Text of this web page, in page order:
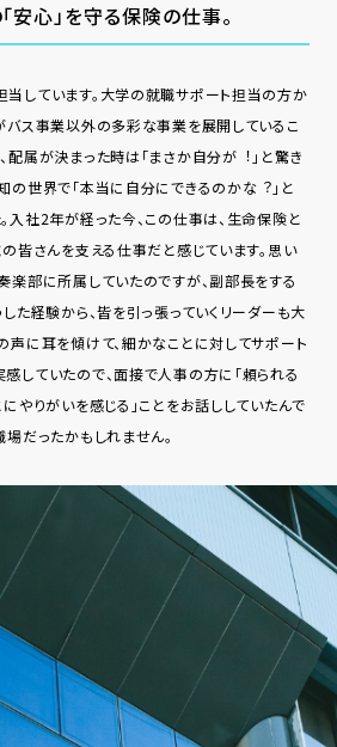
安⼼」を守る保険の仕事。
しています。大学の就職サポート担当の方か
バス事業以外の多彩な事業を展開しているこ
配属が決まった時は「まさか⾃分が︕」と驚き
の世界で「本当に⾃分にできるのかな︖」と
⼊社2年が経った今、この仕事は、⽣命保険と
の皆さんを⽀える仕事だと感じています。思い
楽部に所属していたのですが、副部⻑をする
た経験から、皆を引っ張っていくリーダーも⼤
声に⽿を傾けて、細かなことに対してサポート
していたので、⾯接で⼈事の⽅に「頼られる
にやりがいを感じる」ことをお話ししていたんで
だったかもしれません。